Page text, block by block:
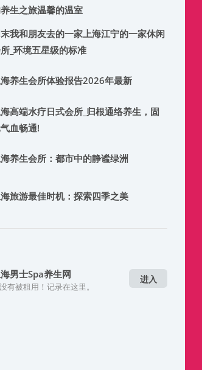
生之旅温馨的温室
我和朋友去的一家上海江宁的一家休闲
_环境五星级的标准
养生会所体验报告2026年最新
海高端水疗日式会所_归根通络养生，固
血畅通!
养生会所：都市中的静谧绿洲
旅游最佳时机：探索四季之美
男士spa养生网
有被租用！记录在这里。
进入